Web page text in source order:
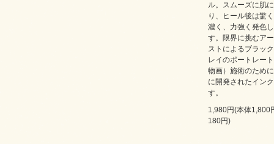
ル。スムーズに肌
り、ヒール後は驚
濃く、力強く発色
す。限界に挑むア
ストによるブラッ
レイのポートレー
物画）施術のため
に開発されたイン
す。
1,980円(本体1,800
180円)